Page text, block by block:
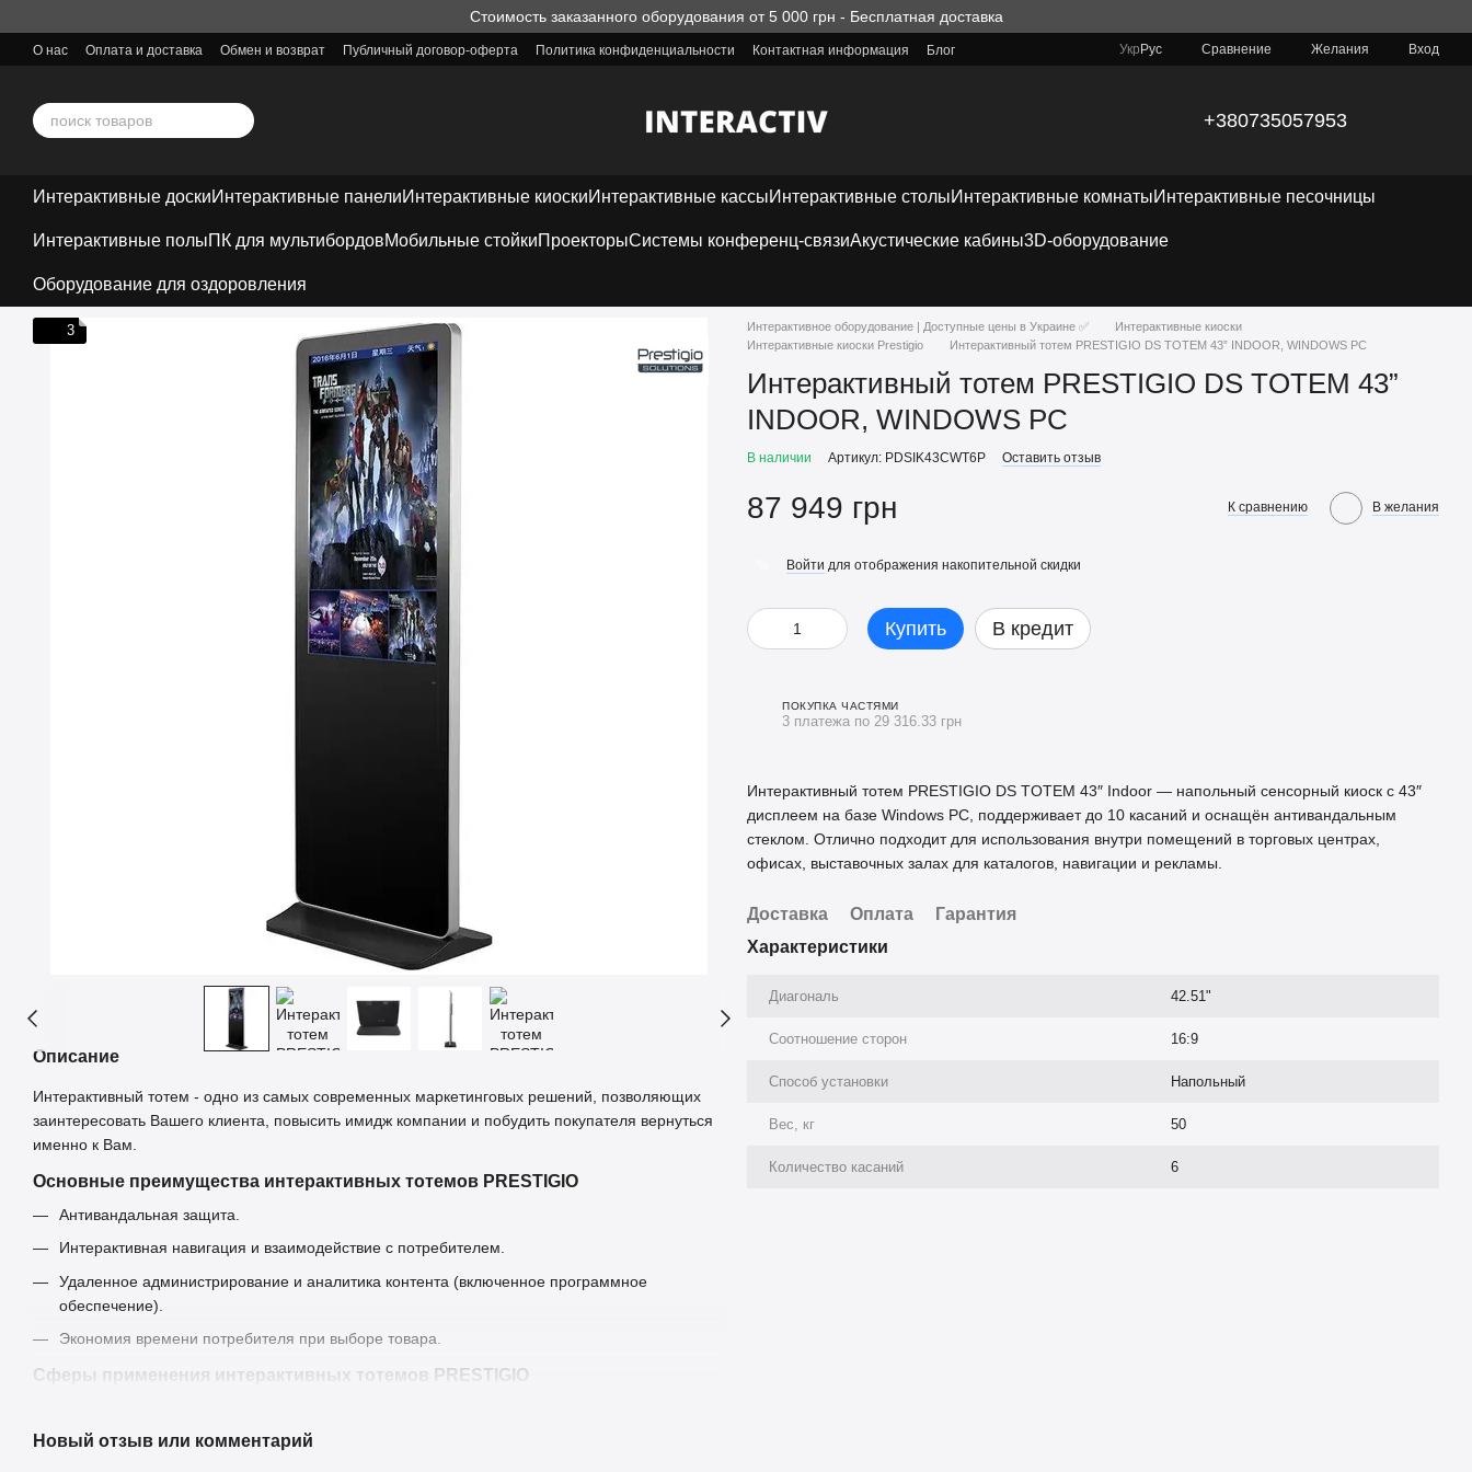
Стоимость заказанного оборудования от 5 000 грн - Бесплатная доставка
О нас Оплата и доставка Обмен и возврат Публичный договор-оферта Политика конфиденциальности Контактная информация Блог Укр Рус Сравнение Желания Вход
+380735057953
Интерактивные доскиИнтерактивные панелиИнтерактивные киоскиИнтерактивные кассыИнтерактивные столыИнтерактивные комнатыИнтерактивные песочницы
Интерактивные полыПК для мультибордовМобильные стойкиПроекторыСистемы конференц-связиАкустические кабины3D-оборудование
Оборудование для оздоровления
3
Описание
Интерактивный тотем - одно из самых современных маркетинговых решений, позволяющих
заинтересовать Вашего клиента, повысить имидж компании и побудить покупателя вернуться
именно к Вам.
Основные преимущества интерактивных тотемов PRESTIGIO
Антивандальная защита.
Интерактивная навигация и взаимодействие с потребителем.
Удаленное администрирование и аналитика контента (включенное программное
обеспечение).
Экономия времени потребителя при выборе товара.
Сферы применения интерактивных тотемов PRESTIGIO
Аптеки, медицинские учреждения.
Новый отзыв или комментарий
Интерактивное оборудование | Доступные цены в Украине ✅
Интерактивные киоски
Интерактивные киоски Prestigio
Интерактивный тотем PRESTIGIO DS TOTEM 43” INDOOR, WINDOWS PC
Интерактивный тотем PRESTIGIO DS TOTEM 43”
INDOOR, WINDOWS PC
В наличии Артикул: PDSIK43CWT6P Оставить отзыв
87 949 грн К сравнению В желания
Войти для отображения накопительной скидки
Купить В кредит
ПОКУПКА ЧАСТЯМИ
3 платежа по 29 316.33 грн
Интерактивный тотем PRESTIGIO DS TOTEM 43″ Indoor — напольный сенсорный киоск с 43″
дисплеем на базе Windows PC, поддерживает до 10 касаний и оснащён антивандальным
стеклом. Отлично подходит для использования внутри помещений в торговых центрах,
офисах, выставочных залах для каталогов, навигации и рекламы.
Доставка Оплата
Гарантия
Характеристики
Диагональ 42.51"
Соотношение сторон 16:9
Способ установки Напольный
Вес, кг 50
Количество касаний 6